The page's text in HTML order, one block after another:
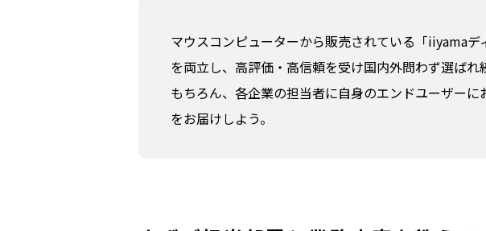
マウスコンピューターから販売されている「iiyama
を両立し、高評価・高信頼を受け国内外問わず選ば
もちろん、各企業の担当者に自身のエンドユーザー
をお届けしよう。